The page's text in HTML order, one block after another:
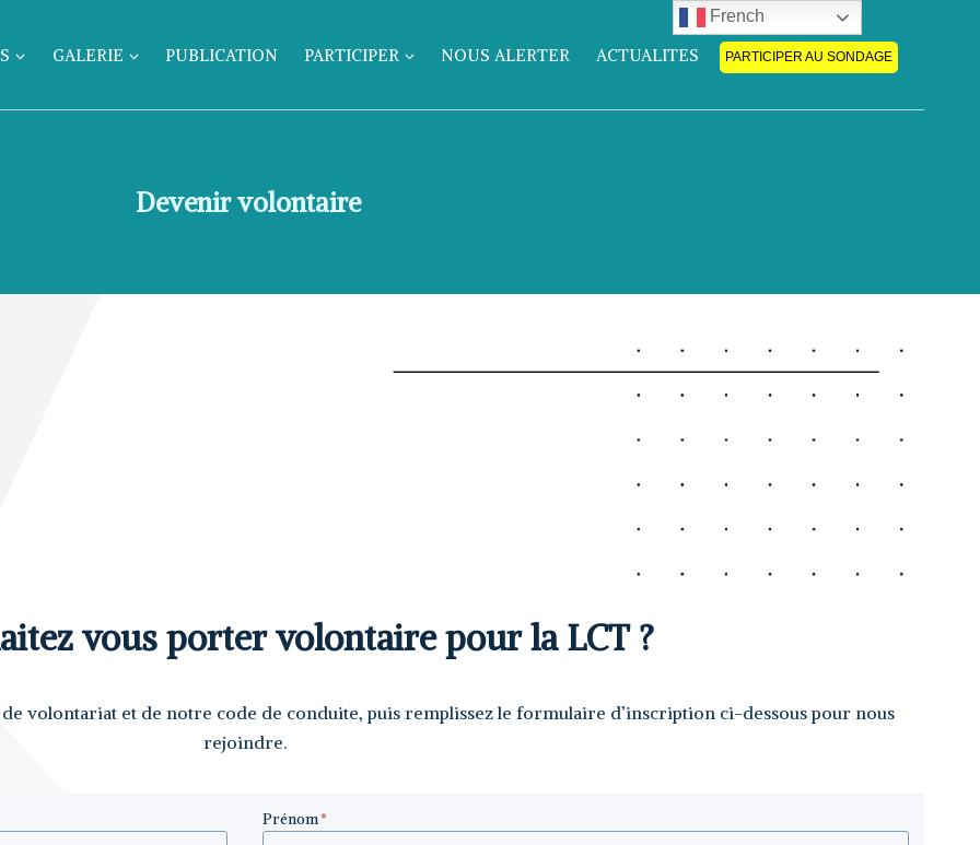
GALERIE PUBLICATION PARTICIPER NOUS ALERTER ACTUALITES PARTICIPER AU SONDAGE
Devenir volontaire
vous porter volontaire pour la LCT ?
volontariat et de notre code de conduite, puis remplissez le formulaire d’inscription ci-dessous pour nous
rejoindre.
Prénom*
French